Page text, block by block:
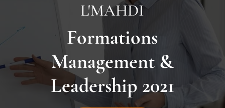
L'MAHDI
Formations
Management &
Leadership 2021